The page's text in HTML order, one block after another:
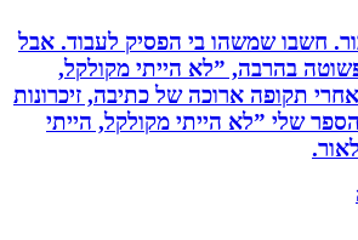
שמשהו בי הפסיק לעבוד. אבל
בהרבה, ”לא הייתי מקולקל,
תקופה ארוכה של כתיבה, זיכרונות
”לא הייתי מקולקל, הייתי